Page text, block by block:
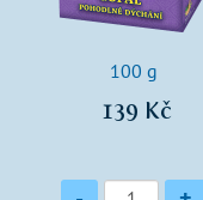
100 g
139 Kč
Množství